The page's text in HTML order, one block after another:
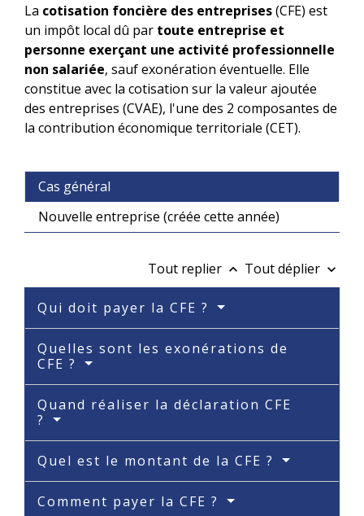
La cotisation foncière des entreprises(CFE) est
un impôt local dû par toute entreprise et
personne exerçant une activité professionnelle
non salariée, sauf exonération éventuelle. Elle
constitue avec la cotisation sur la valeur ajoutée
des entreprises (CVAE), l'une des 2 composantes de
la contribution économique territoriale (CET).
Cas général
Nouvelle entreprise (créée cette année)
Tout replier keyboard_arrow_up Tout déplier keyboard_arrow_down
Qui doit payer la CFE ?
Quelles sont les exonérations de
CFE ?
Quand réaliser la déclaration CFE
?
Quel est le montant de la CFE ?
Comment payer la CFE ?